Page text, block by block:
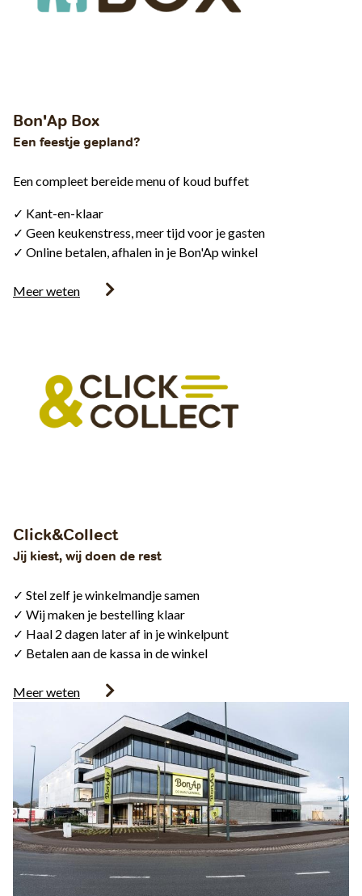
Bon'Ap Box
Een feestje gepland?
Een compleet bereide menu of koud buffet
✓ Kant-en-klaar
✓ Geen keukenstress, meer tijd voor je gasten
✓ Online betalen, afhalen in je Bon'Ap winkel
Meer weten
Click&Collect
Jij kiest, wij doen de rest
✓ Stel zelf je winkelmandje samen
✓ Wij maken je bestelling klaar
✓ Haal 2 dagen later af in je winkelpunt
✓ Betalen aan de kassa in de winkel
Meer weten